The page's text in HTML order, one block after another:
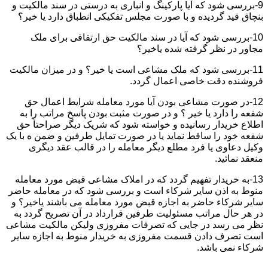
9-بررسی شود که آیا پارکینگ و انباری به درستی در سند مالکیت و
بنچاق قید گردیده و با صورت مجلس تفکیکی انطباق دارد یا خیر؟
10-بررسی شود که آیا در سند مالکیت حق ارتفاقی برای ملک
مجاور در نظر گرفته شده یاخیر؟
11-بررسی شود که ملک مشاعی است یا خیر؟ و در میزان مالکیت
فروشنده دقت خاصی اعمال گردد.
12-در صورت مشاعی بودن آیا مورد معامله شرایط اعمال حق
شفعه را دارد یا خیر ؟ و در صورت مثبت بودن پاسخ مراتب را به
اطلاع خریدار رسانیده و خواسته شود که شریک دیگر صراحتاً حق
شفعه خود را ساقط نماید یا در صورت تمایل طرفین و ضمن ه با یک
وکیل دعاوی یا فرد مطلع دیگر معامله را در قالب عقد دیگری
منعقد نمائید.
13-به خریدار تفهیم گردد که در املاک مشاعی قبض مورد معامله
منوط به اذن سایر شرکاء است و بررسی شود که در معامله حاضر
سایر شرکاء حاضر به اجازه قبض مورد معامله می باشند یاخیر؟ و
در هر حال مراتب مسئولیت طرفین قرارداد در آن تصریح گردد به
نظر می رسد در جایی که تصرفات مفروزی ولیکن مالکیت مشاعی
است تصرف دادن قسمت مفروزی به خریدار منوط به اجازه سایر
شرکاء نمی باشد.